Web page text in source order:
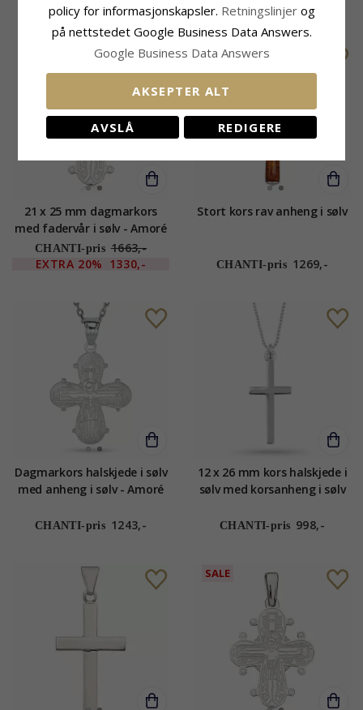
21 x 25 mm dagmarkors
med fadervår i sølv - Amoré
CHANTI-pris 1663,-
EXTRA 20% 1330,-
Stort kors rav anheng i sølv
CHANTI-pris 1269,-
Dagmarkors halskjede i sølv
med anheng i sølv - Amoré
CHANTI-pris 1243,-
12 x 26 mm kors halskjede i
sølv med korsanheng i sølv
CHANTI-pris 998,-
SALE
policy for informasjonskapsler. Retningslinjer og
på nettstedet Google Business Data Answers.
Google Business Data Answers
AKSEPTER ALT
AVSLÅ REDIGERE